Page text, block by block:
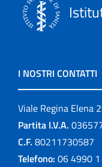
I NOSTRI CONTATTI
Viale Regina Elena
Partita I.V.A.
C.F. 80211730587
Telefono: 06 4990 1